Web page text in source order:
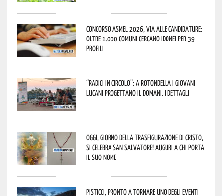
Concorso Asmel 2026, via alle candidature:
oltre 1.000 Comuni cercano idonei per 39
profili
“Radici in Circolo”: a Rotondella i giovani
lucani progettano il domani. I dettagli
Oggi, giorno della Trasfigurazione di Cristo,
si celebra San Salvatore! Auguri a chi porta
il suo nome
Pisticci, pronto a tornare uno degli eventi